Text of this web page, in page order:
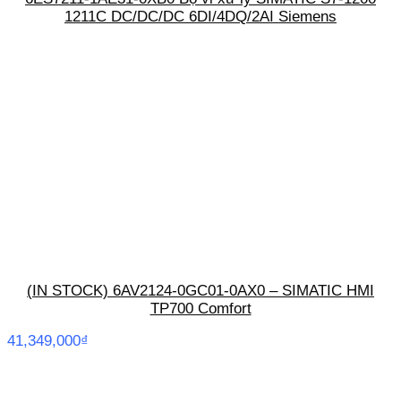
1211C DC/DC/DC 6DI/4DQ/2AI Siemens
(IN STOCK) 6AV2124-0GC01-0AX0 – SIMATIC HMI
TP700 Comfort
41,349,000₫